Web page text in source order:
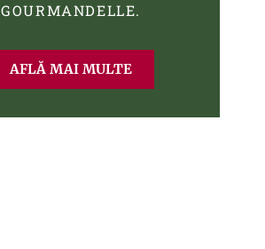
GOURMANDELLE.
AFLĂ MAI MULTE